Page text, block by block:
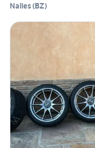
Nalles(BZ)